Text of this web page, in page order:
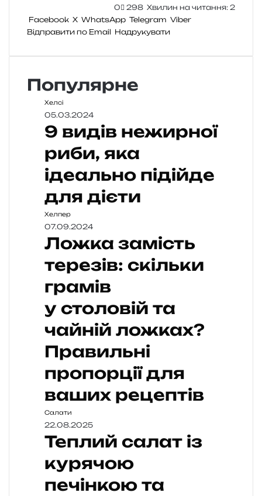
0
298 Хвилин на читання: 2
Facebook X WhatsApp Telegram Viber
Відправити по Email Надрукувати
Популярне
Хелсі
05.03.2024
9 видів нежирної
риби, яка
ідеально підійде
для дієти
Хелпер
07.09.2024
Ложка замість
терезів: скільки
грамів
у столовій та
чайній ложках?
Правильні
пропорції для
ваших рецептів
Салати
22.08.2025
Теплий салат із
курячою
печінкою та